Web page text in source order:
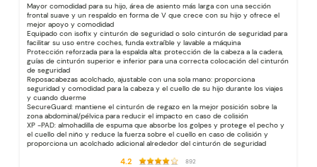
Mayor comodidad para su hijo, área de asiento más larga con una sección
frontal suave y un respaldo en forma de V que crece con su hijo y ofrece el
mejor apoyo y comodidad
Equipado con isofix y cinturón de seguridad o solo cinturón de seguridad para
facilitar su uso entre coches, funda extraíble y lavable a máquina
Protección reforzada para la espalda alta: protección de la cabeza a la cadera,
guías de cinturón superior e inferior para una correcta colocación del cinturón
de seguridad
Reposacabezas acolchado, ajustable con una sola mano: proporciona
seguridad y comodidad para la cabeza y el cuello de su hijo durante los viajes
y cuando duerme
SecureGuard: mantiene el cinturón de regazo en la mejor posición sobre la
zona abdominal/pélvica para reducir el impacto en caso de colisión
XP -PAD: almohadilla de espuma que absorbe los golpes y protege el pecho y
el cuello del niño y reduce la fuerza sobre el cuello en caso de colisión y
proporciona un acolchado adicional alrededor del cinturón de seguridad
4.2 892